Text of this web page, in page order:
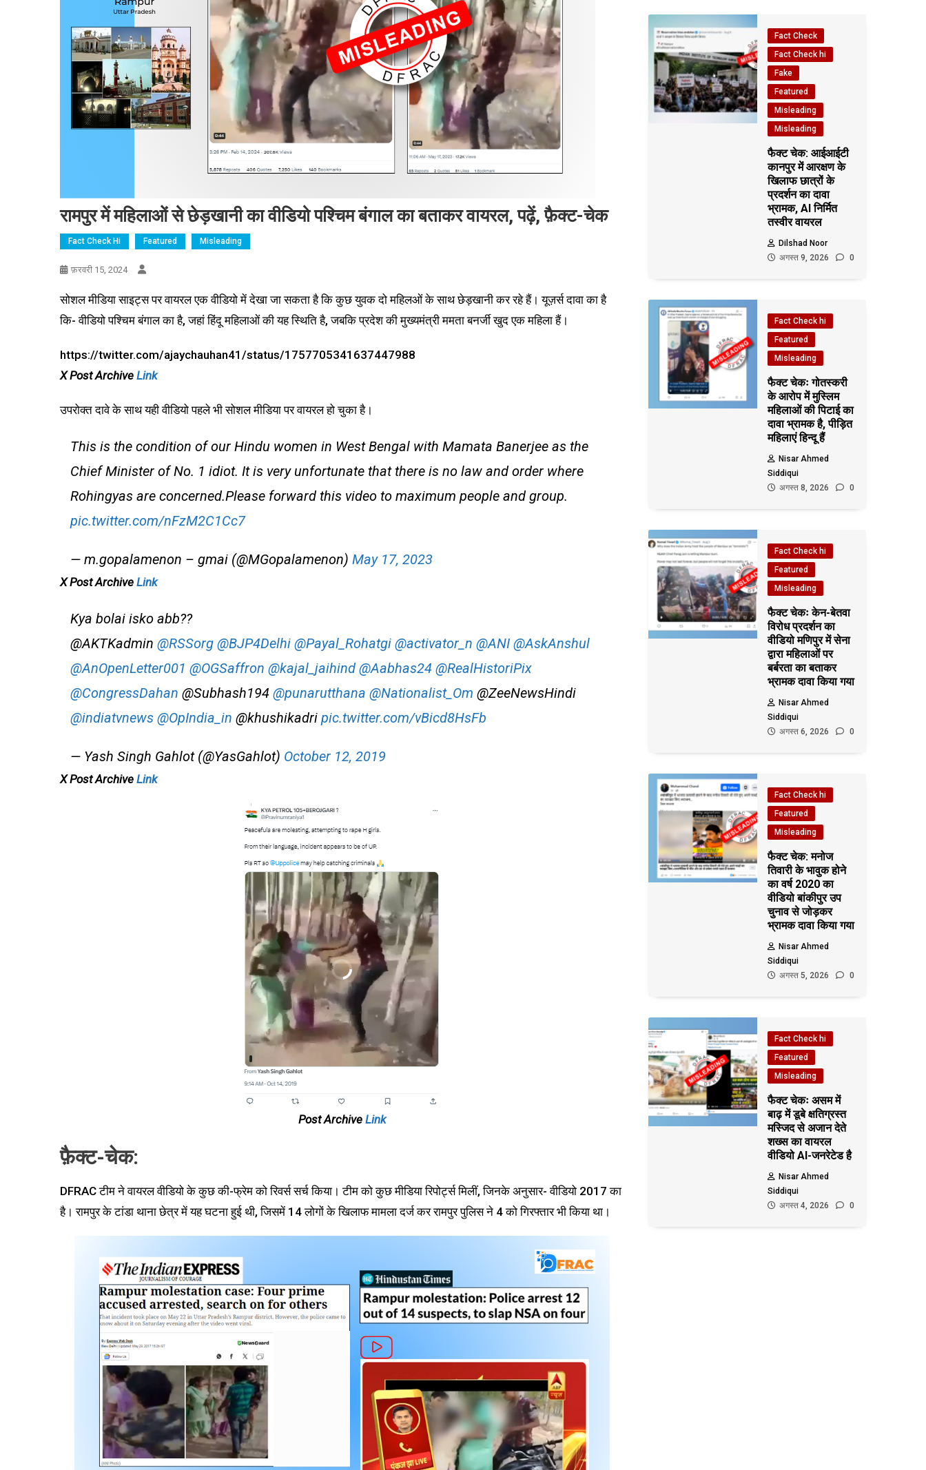
रामपुर में महिलाओं से छेड़खानी का वीडियो पश्चिम बंगाल का बताकर वायरल, पढ़ें, फ़ैक्ट-चेक
Fact Check Hi Featured Misleading
फ़रवरी 15, 2024
सोशल मीडिया साइट्स पर वायरल एक वीडियो में देखा जा सकता है कि कुछ युवक दो महिलओं के साथ छेड़खानी कर रहे हैं। यूज़र्स दावा का है
कि- वीडियो पश्चिम बंगाल का है, जहां हिंदू महिलाओं की यह स्थिति है, जबकि प्रदेश की मुख्यमंत्री ममता बनर्जी खुद एक महिला हैं।
https://twitter.com/ajaychauhan41/status/1757705341637447988
X Post Archive Link
उपरोक्त दावे के साथ यही वीडियो पहले भी सोशल मीडिया पर वायरल हो चुका है।
This is the condition of our Hindu women in West Bengal with Mamata Banerjee as the
Chief Minister of No. 1 idiot. It is very unfortunate that there is no law and order where
Rohingyas are concerned.Please forward this video to maximum people and group.
pic.twitter.com/nFzM2C1Cc7
— m.gopalamenon – gmai (@MGopalamenon) May 17, 2023
X Post Archive Link
Kya bolai isko abb??
@AKTKadmin @RSSorg @BJP4Delhi @Payal_Rohatgi @activator_n @ANI @AskAnshul
@AnOpenLetter001 @OGSaffron @kajal_jaihind @Aabhas24 @RealHistoriPix
@CongressDahan @Subhash194 @punarutthana @Nationalist_Om @ZeeNewsHindi
@indiatvnews @OpIndia_in @khushikadri pic.twitter.com/vBicd8HsFb
— Yash Singh Gahlot (@YasGahlot) October 12, 2019
X Post Archive Link
Post Archive Link
फ़ैक्ट-चेक:
DFRAC टीम ने वायरल वीडियो के कुछ की-फ्रेम को रिवर्स सर्च किया। टीम को कुछ मीडिया रिपोर्ट्स मिलीं, जिनके अनुसार- वीडियो 2017 का
है। रामपुर के टांडा थाना छेत्र में यह घटना हुई थी, जिसमें 14 लोगों के खिलाफ मामला दर्ज कर रामपुर पुलिस ने 4 को गिरफ्तार भी किया था।
Fact Check
Fact Check hi
Fake
Featured
Misleading
Misleading
फैक्ट चेक: आईआईटी
कानपुर में आरक्षण के
खिलाफ छात्रों के
प्रदर्शन का दावा
भ्रामक, AI निर्मित
तस्वीर वायरल
Dilshad Noor
अगस्त 9, 2026
0
Fact Check hi
Featured
Misleading
फैक्ट चेकः गोतस्करी
के आरोप में मुस्लिम
महिलाओं की पिटाई का
दावा भ्रामक है, पीड़ित
महिलाएं हिन्दू हैं
Nisar Ahmed
Siddiqui
अगस्त 8, 2026
0
Fact Check hi
Featured
Misleading
फैक्ट चेकः केन-बेतवा
विरोध प्रदर्शन का
वीडियो मणिपुर में सेना
द्वारा महिलाओं पर
बर्बरता का बताकर
भ्रामक दावा किया गया
Nisar Ahmed
Siddiqui
अगस्त 6, 2026
0
Fact Check hi
Featured
Misleading
फैक्ट चेक: मनोज
तिवारी के भावुक होने
का वर्ष 2020 का
वीडियो बांकीपुर उप
चुनाव से जोड़कर
भ्रामक दावा किया गया
Nisar Ahmed
Siddiqui
अगस्त 5, 2026
0
Fact Check hi
Featured
Misleading
फैक्ट चेकः असम में
बाढ़ में डूबे क्षतिग्रस्त
मस्जिद से अजान देते
शख्स का वायरल
वीडियो AI-जनरेटेड है
Nisar Ahmed
Siddiqui
अगस्त 4, 2026
0